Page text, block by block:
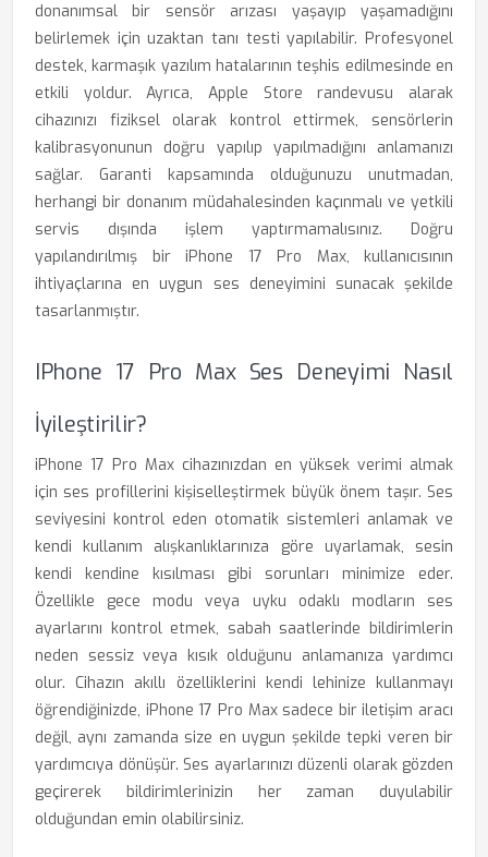
donanımsal bir sensör arızası yaşayıp yaşamadığını
belirlemek için uzaktan tanı testi yapılabilir. Profesyonel
destek, karmaşık yazılım hatalarının teşhis edilmesinde en
etkili yoldur. Ayrıca, Apple Store randevusu alarak
cihazınızı fiziksel olarak kontrol ettirmek, sensörlerin
kalibrasyonunun doğru yapılıp yapılmadığını anlamanızı
sağlar. Garanti kapsamında olduğunuzu unutmadan,
herhangi bir donanım müdahalesinden kaçınmalı ve yetkili
servis dışında işlem yaptırmamalısınız. Doğru
yapılandırılmış bir iPhone 17 Pro Max, kullanıcısının
ihtiyaçlarına en uygun ses deneyimini sunacak şekilde
tasarlanmıştır.
IPhone 17 Pro Max Ses Deneyimi Nasıl
İyileştirilir?
iPhone 17 Pro Max cihazınızdan en yüksek verimi almak
için ses profillerini kişiselleştirmek büyük önem taşır. Ses
seviyesini kontrol eden otomatik sistemleri anlamak ve
kendi kullanım alışkanlıklarınıza göre uyarlamak, sesin
kendi kendine kısılması gibi sorunları minimize eder.
Özellikle gece modu veya uyku odaklı modların ses
ayarlarını kontrol etmek, sabah saatlerinde bildirimlerin
neden sessiz veya kısık olduğunu anlamanıza yardımcı
olur. Cihazın akıllı özelliklerini kendi lehinize kullanmayı
öğrendiğinizde, iPhone 17 Pro Max sadece bir iletişim aracı
değil, aynı zamanda size en uygun şekilde tepki veren bir
yardımcıya dönüşür. Ses ayarlarınızı düzenli olarak gözden
geçirerek bildirimlerinizin her zaman duyulabilir
olduğundan emin olabilirsiniz.